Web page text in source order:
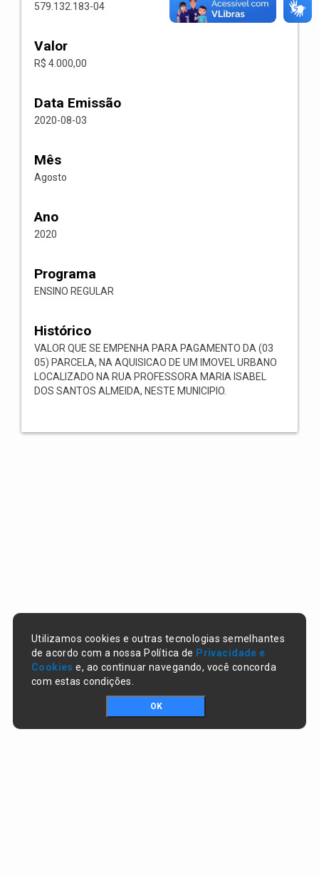
579.132.183-04
Valor
R$ 4.000,00
Data Emissão
2020-08-03
Mês
Agosto
Ano
2020
Programa
ENSINO REGULAR
Histórico
VALOR QUE SE EMPENHA PARA PAGAMENTO DA (03
05) PARCELA, NA AQUISICAO DE UM IMOVEL URBANO
LOCALIZADO NA RUA PROFESSORA MARIA ISABEL
DOS SANTOS ALMEIDA, NESTE MUNICIPIO.
Utilizamos cookies e outras tecnologias semelhantes
de acordo com a nossa Política de Privacidade e
Cookies e, ao continuar navegando, você concorda
com estas condições.
OK